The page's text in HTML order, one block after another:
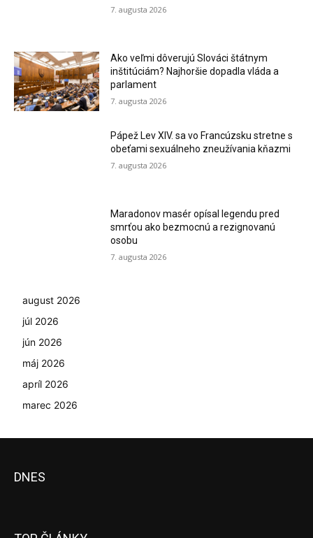
7. augusta 2026
Ako veľmi dôverujú Slováci štátnym
inštitúciám? Najhoršie dopadla vláda a
parlament
7. augusta 2026
Pápež Lev XIV. sa vo Francúzsku stretne s
obeťami sexuálneho zneužívania kňazmi
7. augusta 2026
Maradonov masér opísal legendu pred
smrťou ako bezmocnú a rezignovanú
osobu
7. augusta 2026
august 2026
júl 2026
jún 2026
máj 2026
apríl 2026
marec 2026
DNES